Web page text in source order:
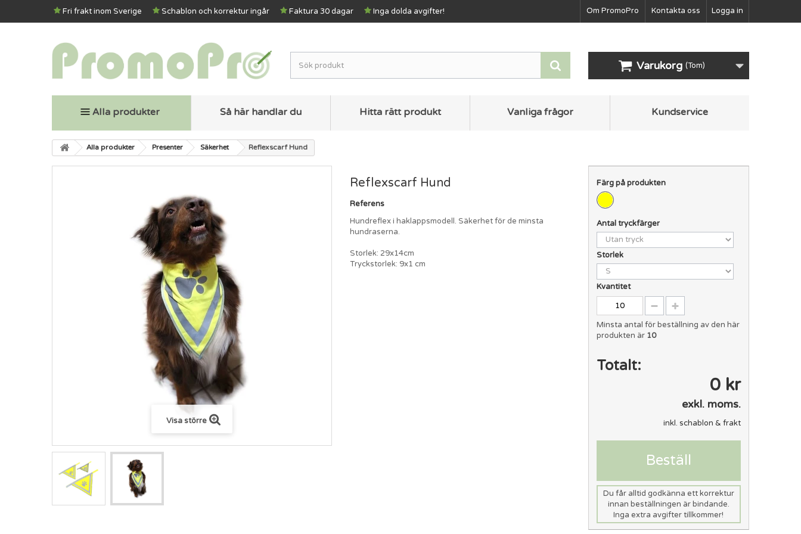
Logga in
Kontakta oss
Om PromoPro
Fri frakt inom Sverige Schablon och korrektur ingår Faktura 30 dagar Inga dolda avgifter!
Varukorg (Tom)
Alla produkter Så här handlar du Hitta rätt produkt Vanliga frågor Kundservice
Alla produkter Presenter Säkerhet Reflexscarf Hund
Visa större
Reflexscarf Hund
Referens
Hundreflex i haklappsmodell. Säkerhet för de minsta
hundraserna.
Storlek: 29x14cm
Tryckstorlek: 9x1 cm
Färg på produkten
Antal tryckfärger
Storlek
Kvantitet
Minsta antal för beställning av den här
produkten är 10
Totalt:
0 kr
exkl. moms.
inkl. schablon & frakt
Beställ
Du får alltid godkänna ett korrektur
innan beställningen är bindande.
Inga extra avgifter tillkommer!